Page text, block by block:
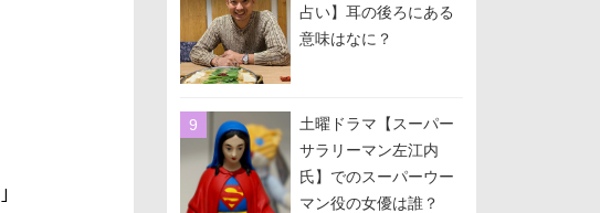
｣
占い】耳の後ろにある
意味はなに？
土曜ドラマ【スーパー
サラリーマン左江内
氏】でのスーパーウー
マン役の女優は誰？